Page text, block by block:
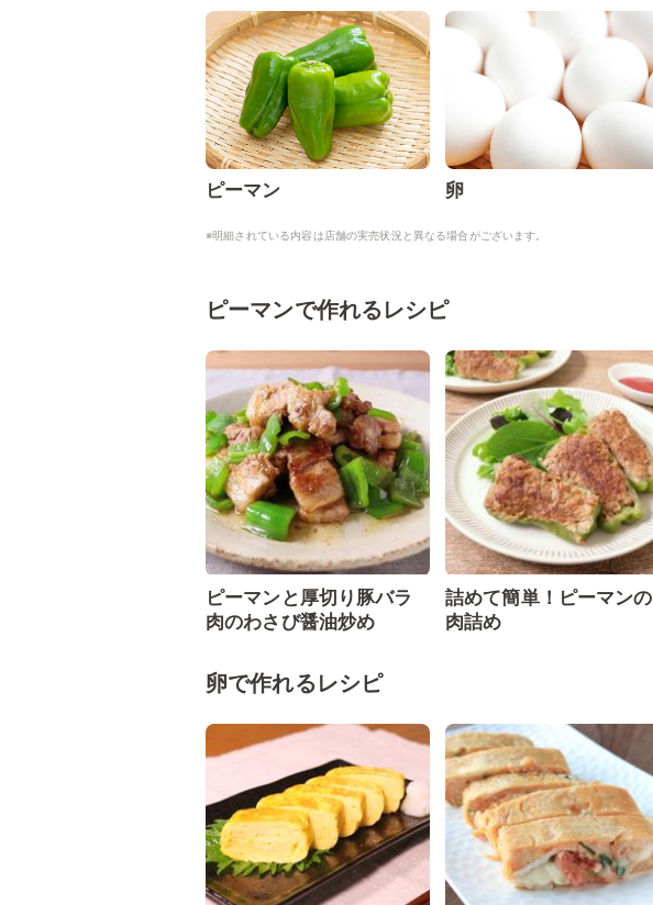
ピーマン 卵
※明細されている内容は店舗の実売状況と異なる場合がございます。
ピーマンで作れるレシピ
ピーマンと厚切り豚バラ
肉のわさび醤油炒め
詰めて簡単！ピーマンの
肉詰め
卵で作れるレシピ